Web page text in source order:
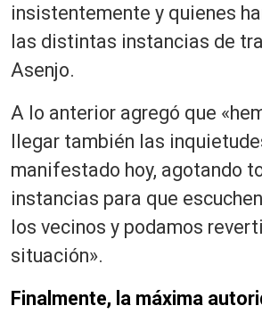
insistentemente y quienes
las distintas instancias de
Asenjo.
A lo anterior agregó que
llegar también las
manifestado hoy, agotando
instancias para que
los vecinos y podamos
situación».
Finalmente, la máxima